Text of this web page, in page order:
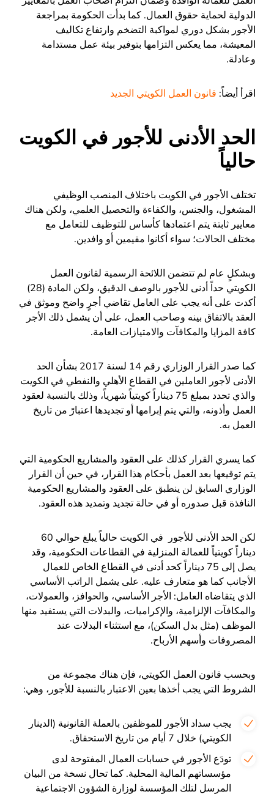
الدولية لحماية حقوق العمال. كما بدأت الحكومة بمراجعة
الأجور بشكل دوري لمواكبة التضخم وارتفاع تكاليف
المعيشة، مما يعكس التزامها بتوفير بيئة عمل مستدامة
وعادلة.
اقرأ أيضاً: قانون العمل الكويتي الجديد
الحد الأدنى للأجور في الكويت
حالياً
تختلف الأجور في الكويت باختلاف المنصب الوظيفي
المشغول، والجنس، والكفاءة والتحصيل العلمي، ولكن هناك
معايير ثابتة يتم اعتمادها كأساس للتوظيف للتعامل مع
مختلف الحالات؛ سواء أكانوا مقيمين أو وافدين.
وبشكلٍ عام لم تتضمن اللائحة الرسمية لقانون العمل
الكويتي حداً أدنى للأجور بالوصف الدقيق، ولكن المادة (28)
أكدت على أنه يجب على العامل تقاضي أجرٍ واضح وموثق في
العقد بالاتفاق بينه وصاحب العمل، على أن يشمل ذلك الأجر
كافة المزايا والمكافآت والامتيازات العامة.
كما صدر القرار الوزاري رقم 14 لسنة 2017 بشأن الحد
الأدنى لأجور العاملين في القطاع الأهلي والنفطي في الكويت
والذي تحدد بمبلغ 75 ديناراً كويتياً شهرياً، وذلك بالنسبة لعقود
العمل وأذونه، والتي يتم إبرامها أو تجديدها اعتبارً من تاريخ
العمل به.
كما يسري القرار كذلك على العقود والمشاريع الحكومية التي
يتم توقيعها بعد العمل بأحكام هذا القرار، في حين أن القرار
الوزاري السابق لن ينطبق على العقود والمشاريع الحكومية
النافذة قبل صدوره أو في حالة تجديد وتمديد هذه العقود.
لكن الحد الأدنى للأجور في الكويت حالياً يبلغ حوالي 60
ديناراً كويتياً للعمالة المنزلية في القطاعات الحكومية، وقد
يصل إلى 75 ديناراً كحد أدنى في القطاع الخاص للعمال
الأجانب كما هو متعارف عليه. على يشمل الراتب الأساسي
الذي يتقاضاه العامل: الأجر الأساسي، والحوافز، والعمولات،
والمكافآت الإلزامية، والإكراميات، والبدلات التي يستفيد منها
الموظف (مثل بدل السكن)، مع استثناء البدلات عند
المصروفات وأسهم الأرباح.
وبحسب قانون العمل الكويتي، فإن هناك مجموعة من
الشروط التي يجب أخذها بعين الاعتبار بالنسبة للأجور، وهي:
يجب سداد الأجور للموظفين بالعملة القانونية (الدينار
الكويتي) خلال 7 أيام من تاريخ الاستحقاق.
تودَع الأجور في حسابات العمال المفتوحة لدى
مؤسساتهم المالية المحلية. كما تحال نسخة من البيان
المرسل لتلك المؤسسة لوزارة الشؤون الاجتماعية